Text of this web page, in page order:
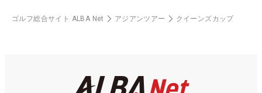
ゴルフ総合サイト ALBA Net アジアンツアー クイーンズカップ